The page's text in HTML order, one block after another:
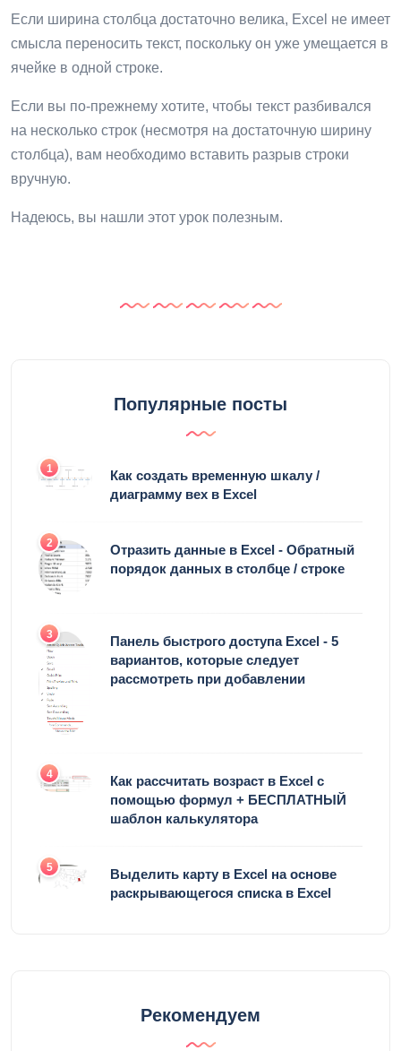
Если ширина столбца достаточно велика, Excel не имеет
смысла переносить текст, поскольку он уже умещается в
ячейке в одной строке.
Если вы по-прежнему хотите, чтобы текст разбивался
на несколько строк (несмотря на достаточную ширину
столбца), вам необходимо вставить разрыв строки
вручную.
Надеюсь, вы нашли этот урок полезным.
Популярные посты
1
Как создать временную шкалу /
диаграмму вех в Excel
2
Отразить данные в Excel - Обратный
порядок данных в столбце / строке
3
Панель быстрого доступа Excel - 5
вариантов, которые следует
рассмотреть при добавлении
4
Как рассчитать возраст в Excel с
помощью формул + БЕСПЛАТНЫЙ
шаблон калькулятора
5
Выделить карту в Excel на основе
раскрывающегося списка в Excel
Рекомендуем